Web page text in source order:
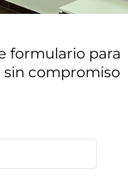
que
formulario para
compromiso